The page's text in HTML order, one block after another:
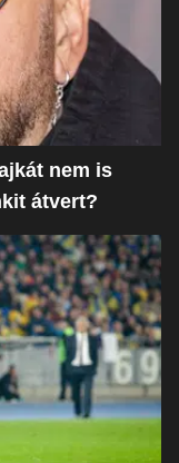
nem is
átvert?